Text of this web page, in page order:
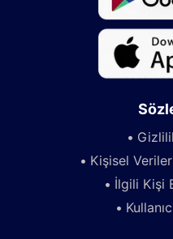
Kişisel
İlgili Kişi